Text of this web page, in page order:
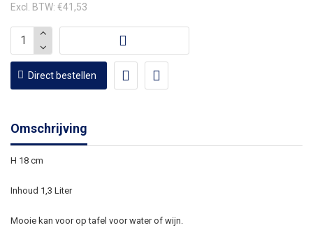
Excl. BTW: €41,53
Direct bestellen
Omschrijving
H 18 cm
Inhoud 1,3 Liter
Mooie kan voor op tafel voor water of wijn.